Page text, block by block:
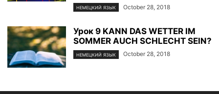
НЕМЕЦКИЙ ЯЗЫК October 28, 2018
Урок 9 KANN DAS WETTER IM
SOMMER AUCH SCHLECHT SEIN?
НЕМЕЦКИЙ ЯЗЫК October 28, 2018